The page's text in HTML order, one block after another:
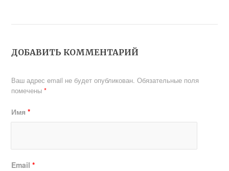
духовке
ДОБАВИТЬ КОММЕНТАРИЙ
Ваш адрес email не будет опубликован. Обязательные поля
помечены*
Имя*
Email*